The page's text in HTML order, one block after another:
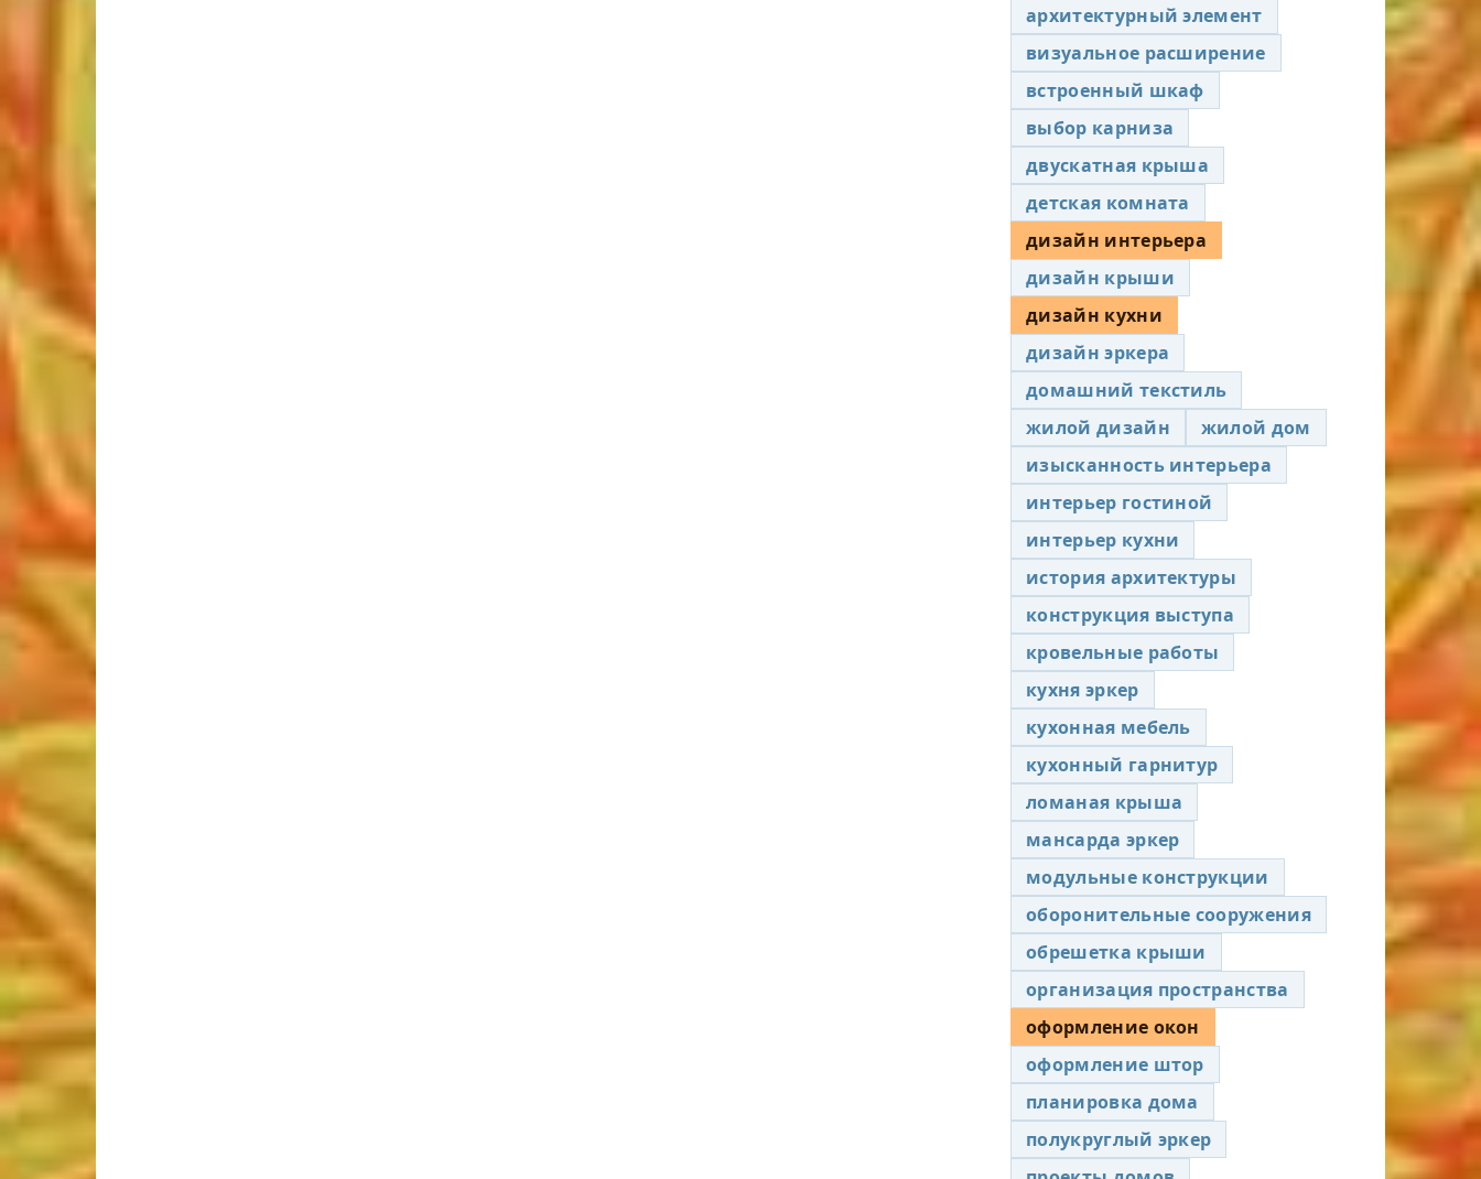
архитектурный элемент
визуальное расширение
встроенный шкаф
выбор карниза
двускатная крыша
детская комната
дизайн интерьера
дизайн крыши
дизайн кухни
дизайн эркера
домашний текстиль
жилой дизайн
жилой дом
изысканность интерьера
интерьер гостиной
интерьер кухни
история архитектуры
конструкция выступа
кровельные работы
кухня эркер
кухонная мебель
кухонный гарнитур
ломаная крыша
мансарда эркер
модульные конструкции
оборонительные сооружения
обрешетка крыши
организация пространства
оформление окон
оформление штор
планировка дома
полукруглый эркер